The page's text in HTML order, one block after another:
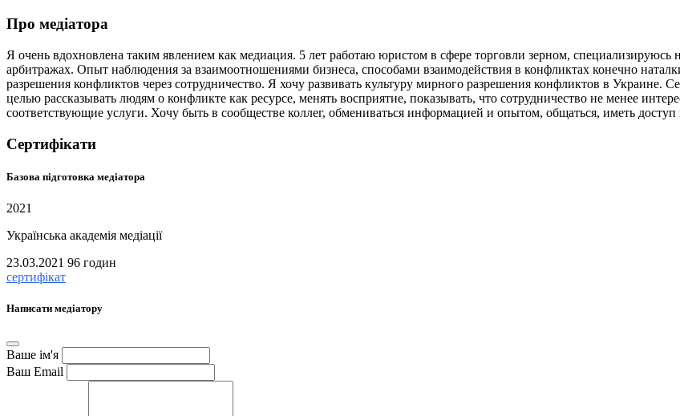
Про медіатора
Я очень вдохновлена таким явлением как медиация. 5 лет работаю юристом в сфере торговли зерном,
арбитражах. Опыт наблюдения за взаимоотношениями бизнеса, способами взаимодействия в конфликтах конечно
разрешения конфликтов через сотрудничество. Я хочу развивать культуру мирного разрешения конфликтов в Украине.
целью рассказывать людям о конфликте как ресурсе, менять восприятие, показывать, что сотрудничество не менее
соответствующие услуги. Хочу быть в сообществе коллег, обмениваться информацией и опытом, общаться, иметь
Сертифікати
Базова підготовка медіатора
2021
Українська академія медіації
23.03.2021 96 годин
сертифікат
Написати медіатору
Ваше ім'я
Ваш Email